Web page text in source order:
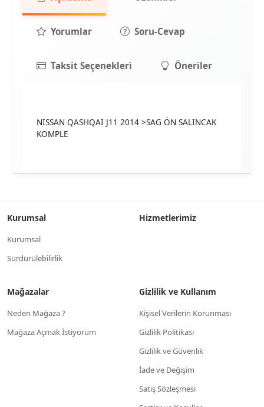
Yorumlar Soru-Cevap
Taksit Seçenekleri Öneriler
NISSAN QASHQAI J11 2014 >SAG ÖN SALINCAK
KOMPLE
Kurumsal
Kurumsal
Sürdürülebilirlik
Hizmetlerimiz
Mağazalar
Neden Mağaza ?
Mağaza Açmak İstiyorum
Gizlilik ve Kullanım
Kişisel Verilerin Korunması
Gizlilik Politikası
Gizlilik ve Güvenlik
İade ve Değişim
Satış Sözleşmesi